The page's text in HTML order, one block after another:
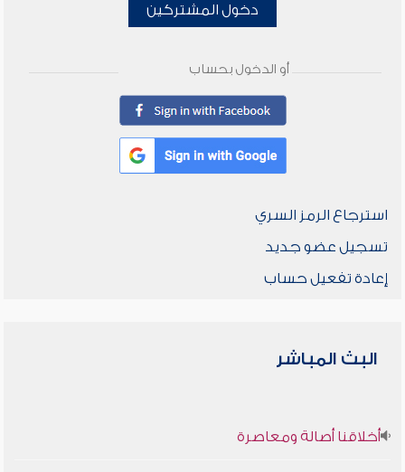
دخول المشتركين
أو الدخول بحساب
استرجاع الرمز السري
تسجيل عضو جديد
إعادة تفعيل حساب
البث المباشر
أخلاقنا أصالة ومعاصرة